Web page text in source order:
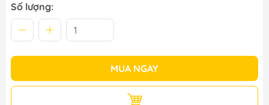
Số lượng:
MUA NGAY